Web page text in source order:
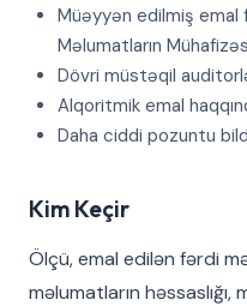
Müəyyən edilmiş
Məlumatların
Dövri müstəqil
Alqoritmik emal
Daha ciddi pozuntu
Kim Keçir
Ölçü, emal edilən fərdi
məlumatların